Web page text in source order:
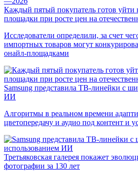
Каждый пятый покупатель готов уйти
площадки при росте цен на
Исследователи определили, за счет
импортных товаров могут
онайл-площадками
Samsung представила ТВ-линейки с
ИИ
Алгоритмы в реальном времени
цветопередачу и аудио под контент и
Третьяковская галерея покажет
фотографии за 130 лет